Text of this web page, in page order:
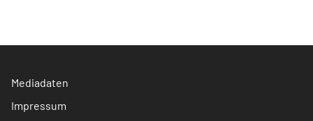
Mediadaten
Impressum